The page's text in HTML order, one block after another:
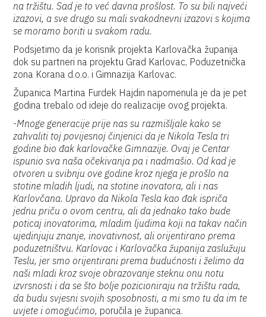
na tržištu. Sad je to već davna prošlost. To su bili najveći
izazovi, a sve drugo su mali svakodnevni izazovi s kojima
se moramo boriti u svakom radu.
Podsjetimo da je korisnik projekta Karlovačka županija
dok su partneri na projektu Grad Karlovac, Poduzetnička
zona Korana d.o.o. i Gimnazija Karlovac.
Županica Martina Furdek Hajdin napomenula je da je pet
godina trebalo od ideje do realizacije ovog projekta.
-Mnoge generacije prije nas su razmišljale kako se
zahvaliti toj povijesnoj činjenici da je Nikola Tesla tri
godine bio đak karlovačke Gimnazije. Ovaj je Centar
ispunio sva naša očekivanja pa i nadmašio. Od kad je
otvoren u svibnju ove godine kroz njega je prošlo na
stotine mladih ljudi, na stotine inovatora, ali i nas
Karlovčana. Upravo da Nikola Tesla kao đak ispriča
jednu priču o ovom centru, ali da jednako tako bude
poticaj inovatorima, mladim ljudima koji na takav način
ujedinjuju znanje, inovativnost, ali orijentirano prema
poduzetništvu. Karlovac i Karlovačka županija zaslužuju
Teslu, jer smo orijentirani prema budućnosti i želimo da
naši mladi kroz svoje obrazovanje steknu onu notu
izvrsnosti i da se što bolje pozicioniraju na tržištu rada,
da budu svjesni svojih sposobnosti, a mi smo tu da im te
uvjete i omogućimo, poručila je županica.